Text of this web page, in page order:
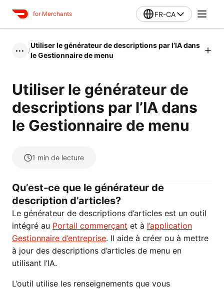
for Merchants FR-CA
••• /
Utiliser le générateur de descriptions par l’IA dans
le Gestionnaire de menu
Utiliser le générateur de
descriptions par l’IA dans
le Gestionnaire de menu
1 min de lecture
Qu’est-ce que le générateur de
description d’articles?
Le générateur de descriptions d’articles est un outil
intégré au Portail commerçant et à l’application
Gestionnaire d’entreprise. Il aide à créer ou à mettre
à jour des descriptions d’articles de menu en
utilisant l’IA.
L’outil utilise les renseignements que vous